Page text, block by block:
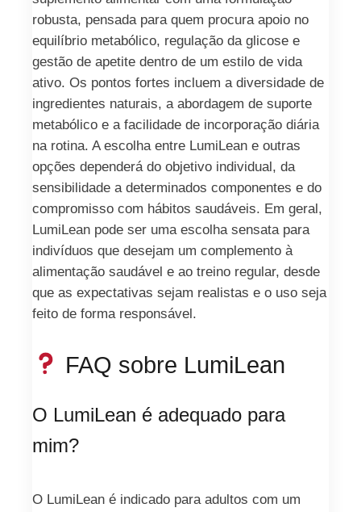
robusta, pensada para quem procura apoio no
equilíbrio metabólico, regulação da glicose e
gestão de apetite dentro de um estilo de vida
ativo. Os pontos fortes incluem a diversidade de
ingredientes naturais, a abordagem de suporte
metabólico e a facilidade de incorporação diária
na rotina. A escolha entre LumiLean e outras
opções dependerá do objetivo individual, da
sensibilidade a determinados componentes e do
compromisso com hábitos saudáveis. Em geral,
LumiLean pode ser uma escolha sensata para
indivíduos que desejam um complemento à
alimentação saudável e ao treino regular, desde
que as expectativas sejam realistas e o uso seja
feito de forma responsável.
FAQ sobre LumiLean
O LumiLean é adequado para
mim?
O LumiLean é indicado para adultos com um